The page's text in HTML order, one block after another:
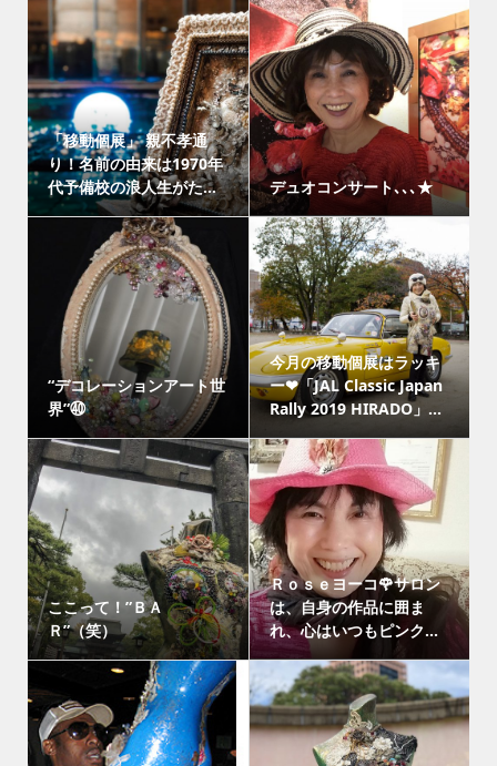
「移動個展」 親不孝通
り！名前の由来は1970年
代予備校の浪人生がた...
デュオコンサート､､､★
“デコレーションアート世
界”㊵
今月の移動個展はラッキ
ー❤「JAL Classic Japan
Rally 2019 HIRADO」...
ここって！”ＢＡ
Ｒ”（笑）
Ｒｏｓｅヨーコ🌹サロン
は、自身の作品に囲ま
れ、心はいつもピンク...